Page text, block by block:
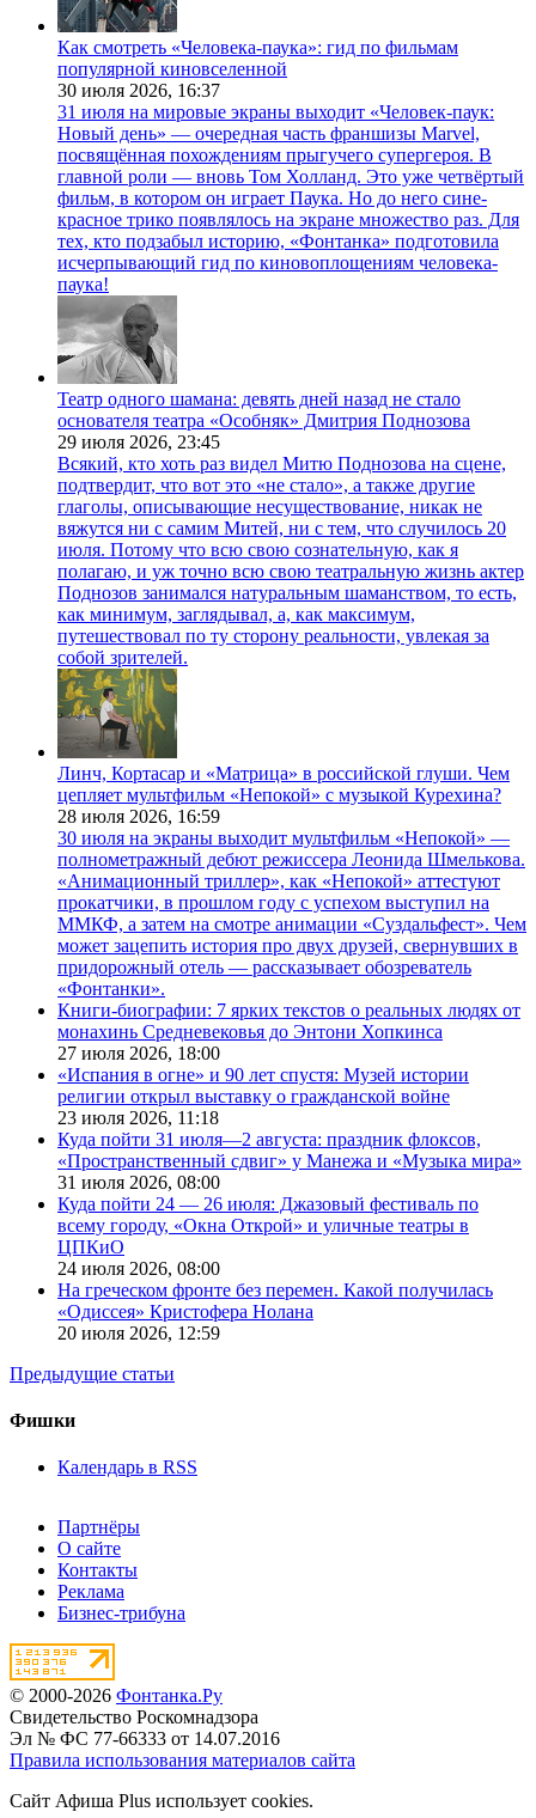
Как смотреть «Человека-паука»: гид по фильмам
популярной киновселенной
30 июля 2026, 16:37
31 июля на мировые экраны выходит «Человек-паук:
Новый день» — очередная часть франшизы Marvel,
посвящённая похождениям прыгучего супергероя. В
главной роли — вновь Том Холланд. Это уже четвёртый
фильм, в котором он играет Паука. Но до него сине-
красное трико появлялось на экране множество раз. Для
тех, кто подзабыл историю, «Фонтанка» подготовила
исчерпывающий гид по киновоплощениям человека-
паука!
Театр одного шамана: девять дней назад не стало
основателя театра «Особняк» Дмитрия Поднозова
29 июля 2026, 23:45
Всякий, кто хоть раз видел Митю Поднозова на сцене,
подтвердит, что вот это «не стало», а также другие
глаголы, описывающие несуществование, никак не
вяжутся ни с самим Митей, ни с тем, что случилось 20
июля. Потому что всю свою сознательную, как я
полагаю, и уж точно всю свою театральную жизнь актер
Поднозов занимался натуральным шаманством, то есть,
как минимум, заглядывал, а, как максимум,
путешествовал по ту сторону реальности, увлекая за
собой зрителей.
Линч, Кортасар и «Матрица» в российской глуши. Чем
цепляет мультфильм «Непокой» с музыкой Курехина?
28 июля 2026, 16:59
30 июля на экраны выходит мультфильм «Непокой» —
полнометражный дебют режиссера Леонида Шмелькова.
«Анимационный триллер», как «Непокой» аттестуют
прокатчики, в прошлом году с успехом выступил на
ММКФ, а затем на смотре анимации «Суздальфест». Чем
может зацепить история про двух друзей, свернувших в
придорожный отель — рассказывает обозреватель
«Фонтанки».
Книги-биографии: 7 ярких текстов о реальных людях от
монахинь Средневековья до Энтони Хопкинса
27 июля 2026, 18:00
«Испания в огне» и 90 лет спустя: Музей истории
религии открыл выставку о гражданской войне
23 июля 2026, 11:18
Куда пойти 31 июля—2 августа: праздник флоксов,
«Пространственный сдвиг» у Манежа и «Музыка мира»
31 июля 2026, 08:00
Куда пойти 24 — 26 июля: Джазовый фестиваль по
всему городу, «Окна Открой» и уличные театры в
ЦПКиО
24 июля 2026, 08:00
На греческом фронте без перемен. Какой получилась
«Одиссея» Кристофера Нолана
20 июля 2026, 12:59
Предыдущие статьи
Фишки
Календарь в RSS
Партнёры
О сайте
Контакты
Реклама
Бизнес-трибуна
© 2000-2026 Фонтанка.Ру
Свидетельство Роскомнадзора
Эл № ФС 77-66333 от 14.07.2016
Правила использования материалов сайта
Сайт Афиша Plus использует cookies.